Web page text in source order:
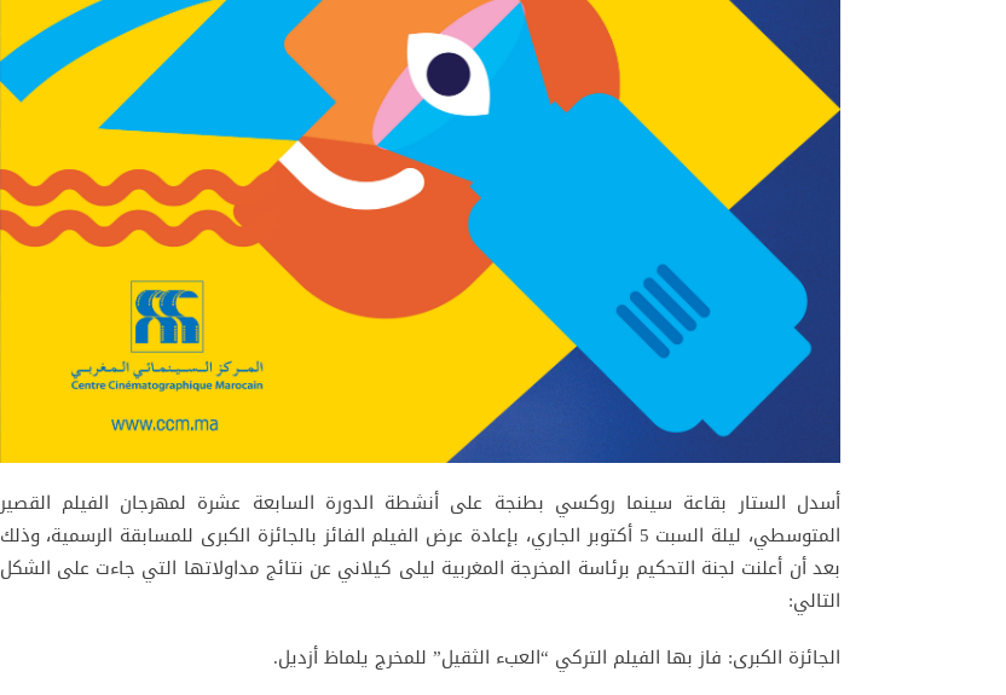
أسدل الستار بقاعة سينما روكسي بطنجة على أنشطة الدورة السابعة عشرة لمهرجان الفيلم القصير
المتوسطي، ليلة السبت 5 أكتوبر الجاري، بإعادة عرض الفيلم الفائز بالجائزة الكبرى للمسابقة الرسمية، وذلك
بعد أن أعلنت لجنة التحكيم برئاسة المخرجة المغربية ليلى كيلاني عن نتائج مداولاتها التي جاءت على الشكل
التالي:
الجائزة الكبرى: فاز بها الفيلم التركي “العبء الثقيل” للمخرج يلماظ أزديل.